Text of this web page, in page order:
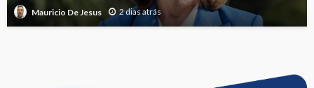
Mauricio De Jesus 2 dias atrás